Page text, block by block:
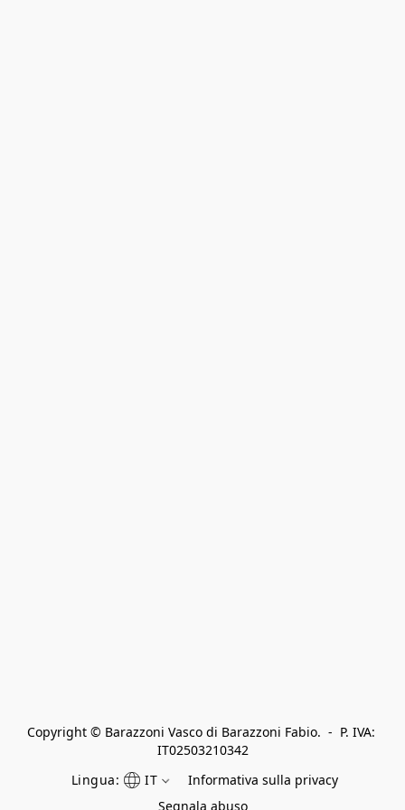
Copyright © Barazzoni Vasco di Barazzoni Fabio.  -  P. IVA:
IT02503210342
Lingua:
IT
Informativa sulla privacy
Segnala abuso